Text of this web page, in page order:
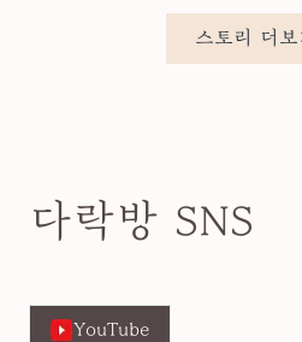
스토리 더
다락방 SNS
YouTube